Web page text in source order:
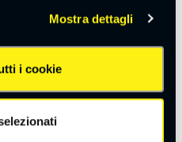
Mostra dettagli
i cookie
SpotView srl
base delconsenso esplicito
e, nel caso di rifiuto di